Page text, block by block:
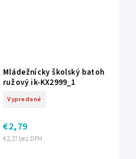
Mládežnícky školský batoh
ružový ik-KX2999_1
Vypredané
€2,27 bez DPH
€2,79